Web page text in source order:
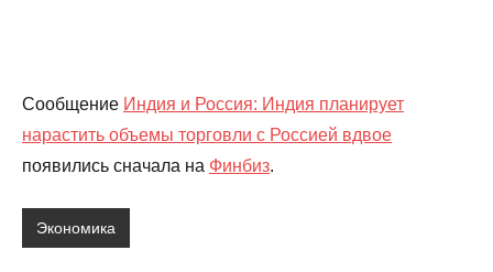
Сообщение Индия и Россия: Индия планирует
нарастить объемы торговли с Россией вдвое
появились сначала на Финбиз.
Экономика